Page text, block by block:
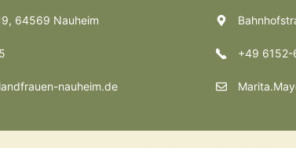
64569 Nauheim
nauheim.de
+49